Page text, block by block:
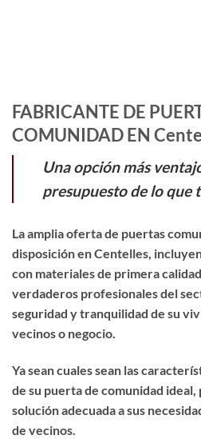
FABRICANTE DE
COMUNIDAD EN
Una opción más
presupuesto de lo que
La amplia oferta de puertas
disposición en Centelles,
con materiales de primera
verdaderos profesionales del
seguridad y tranquilidad de su
vecinos o negocio.
Ya sean cuales sean las
de su puerta de comunidad
solución adecuada a sus
de vecinos.